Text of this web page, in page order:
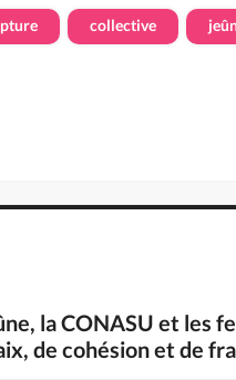
collective
la CONASU et les
de cohésion et de